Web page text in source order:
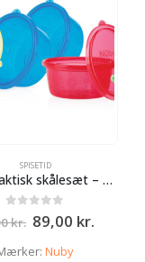
SPISETID
Nuby praktisk skålesæt – 6 stk – 120 ml – Børnelageret
ud af 5
kr. Den
oprindelige
pris
89,00 kr.
Nuby